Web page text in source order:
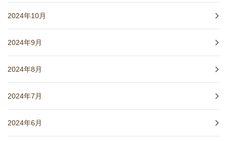
2024年10月
2024年9月
2024年8月
2024年7月
2024年6月